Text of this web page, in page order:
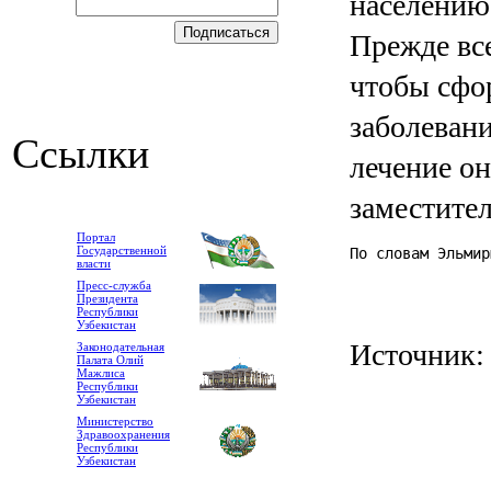
Ссылки
Портал
Государственной
власти
Пресс-служба
Президента
Республики
Узбекистан
Законодательная
Палата Олий
Мажлиса
Республики
Узбекистан
Министерство
Здравоохранения
Республики
Узбекистан
Прежде
чтобы
лечение
По словам